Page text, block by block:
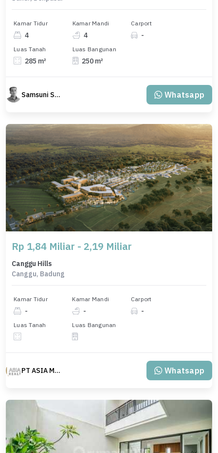
Kamar Tidur
4
Kamar Mandi
4
Carport
-
Luas Tanah
285 m²
Luas Bangunan
250 m²
Samsuni Samsuni Whatsapp
Rp 1,84 Miliar - 2,19 Miliar
Canggu Hills
Canggu, Badung
Kamar Tidur
-
Kamar Mandi
-
Carport
-
Luas Tanah Luas Bangunan
PT ASIA MAS REALTY Whatsapp